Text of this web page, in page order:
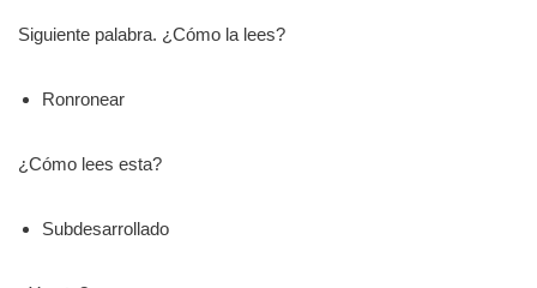
Siguiente palabra. ¿Cómo la lees?
Ronronear
¿Cómo lees esta?
Subdesarrollado